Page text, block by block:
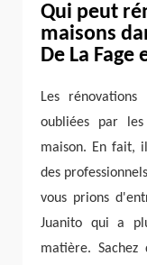
Qui peut
maisons
De La Fage
Les
oubliées par
maison. En fait,
des
vous prions
Juanito qui a
matière.